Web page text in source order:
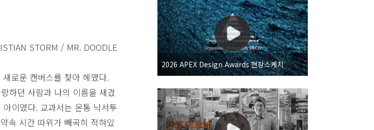
STORM / MR. DOODLE
로운 캔버스를 찾아 헤맸다.
하던 사람과 나의 이름을 새겼
이였다. 교과서는 온통 낙서투
속 시간 따위가 빼곡히 적혀있
2026 APEX Design Awards 현장스케치